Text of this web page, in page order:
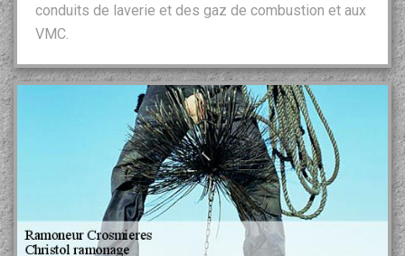
conduits de laverie et des gaz de combustion et aux
VMC.